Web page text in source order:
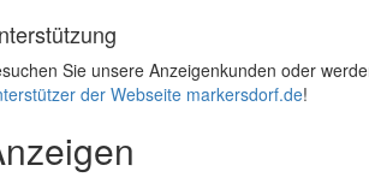
Sie unsere Anzeigenkunden oder
der Webseite markersdorf.de!